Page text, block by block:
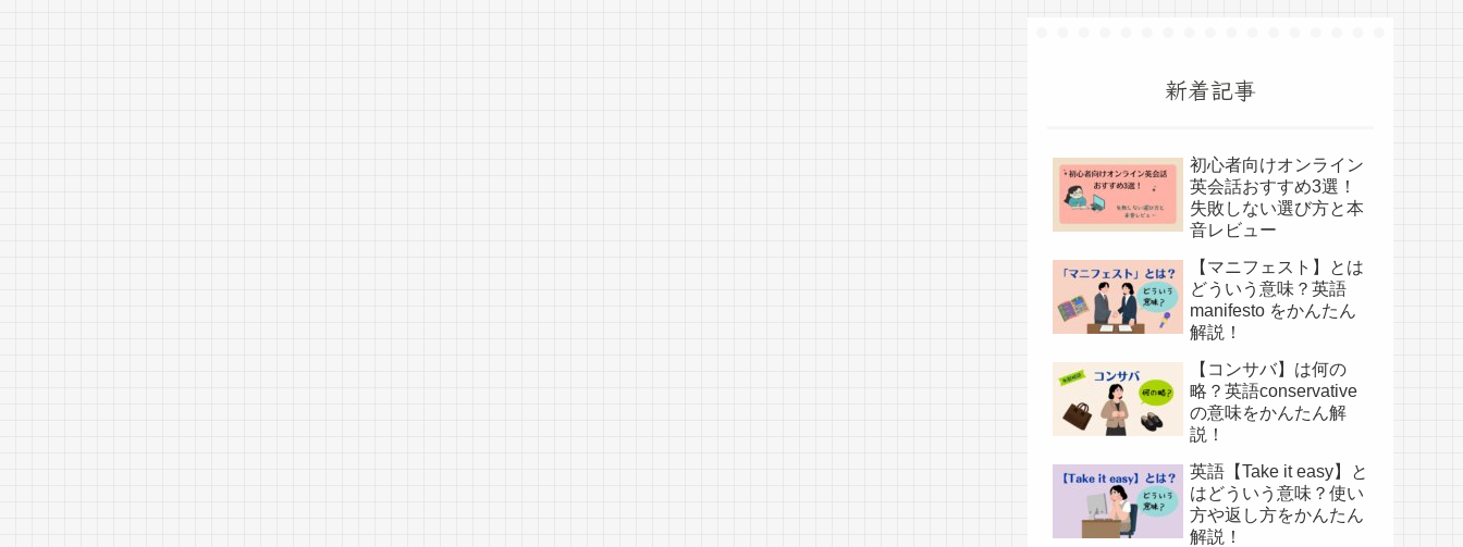
新着記事
初心者向けオンライン
英会話おすすめ3選！
失敗しない選び方と本
音レビュー
【マニフェスト】とは
どういう意味？英語
manifesto をかんたん
解説！
【コンサバ】は何の
略？英語conservative
の意味をかんたん解
説！
英語【Take it easy】と
はどういう意味？使い
方や返し方をかんたん
解説！